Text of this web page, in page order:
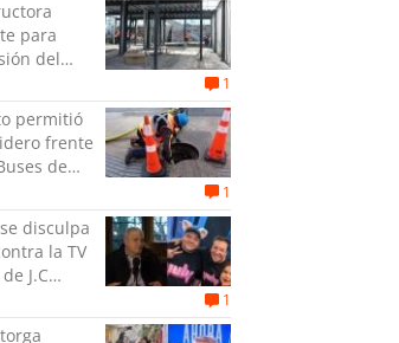
para
del
1
permitió
frente
de
1
disculpa
la TV
J.C
1